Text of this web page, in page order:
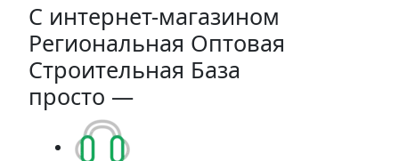
C интернет-магазином
Региональная Оптовая
Строительная База
просто —